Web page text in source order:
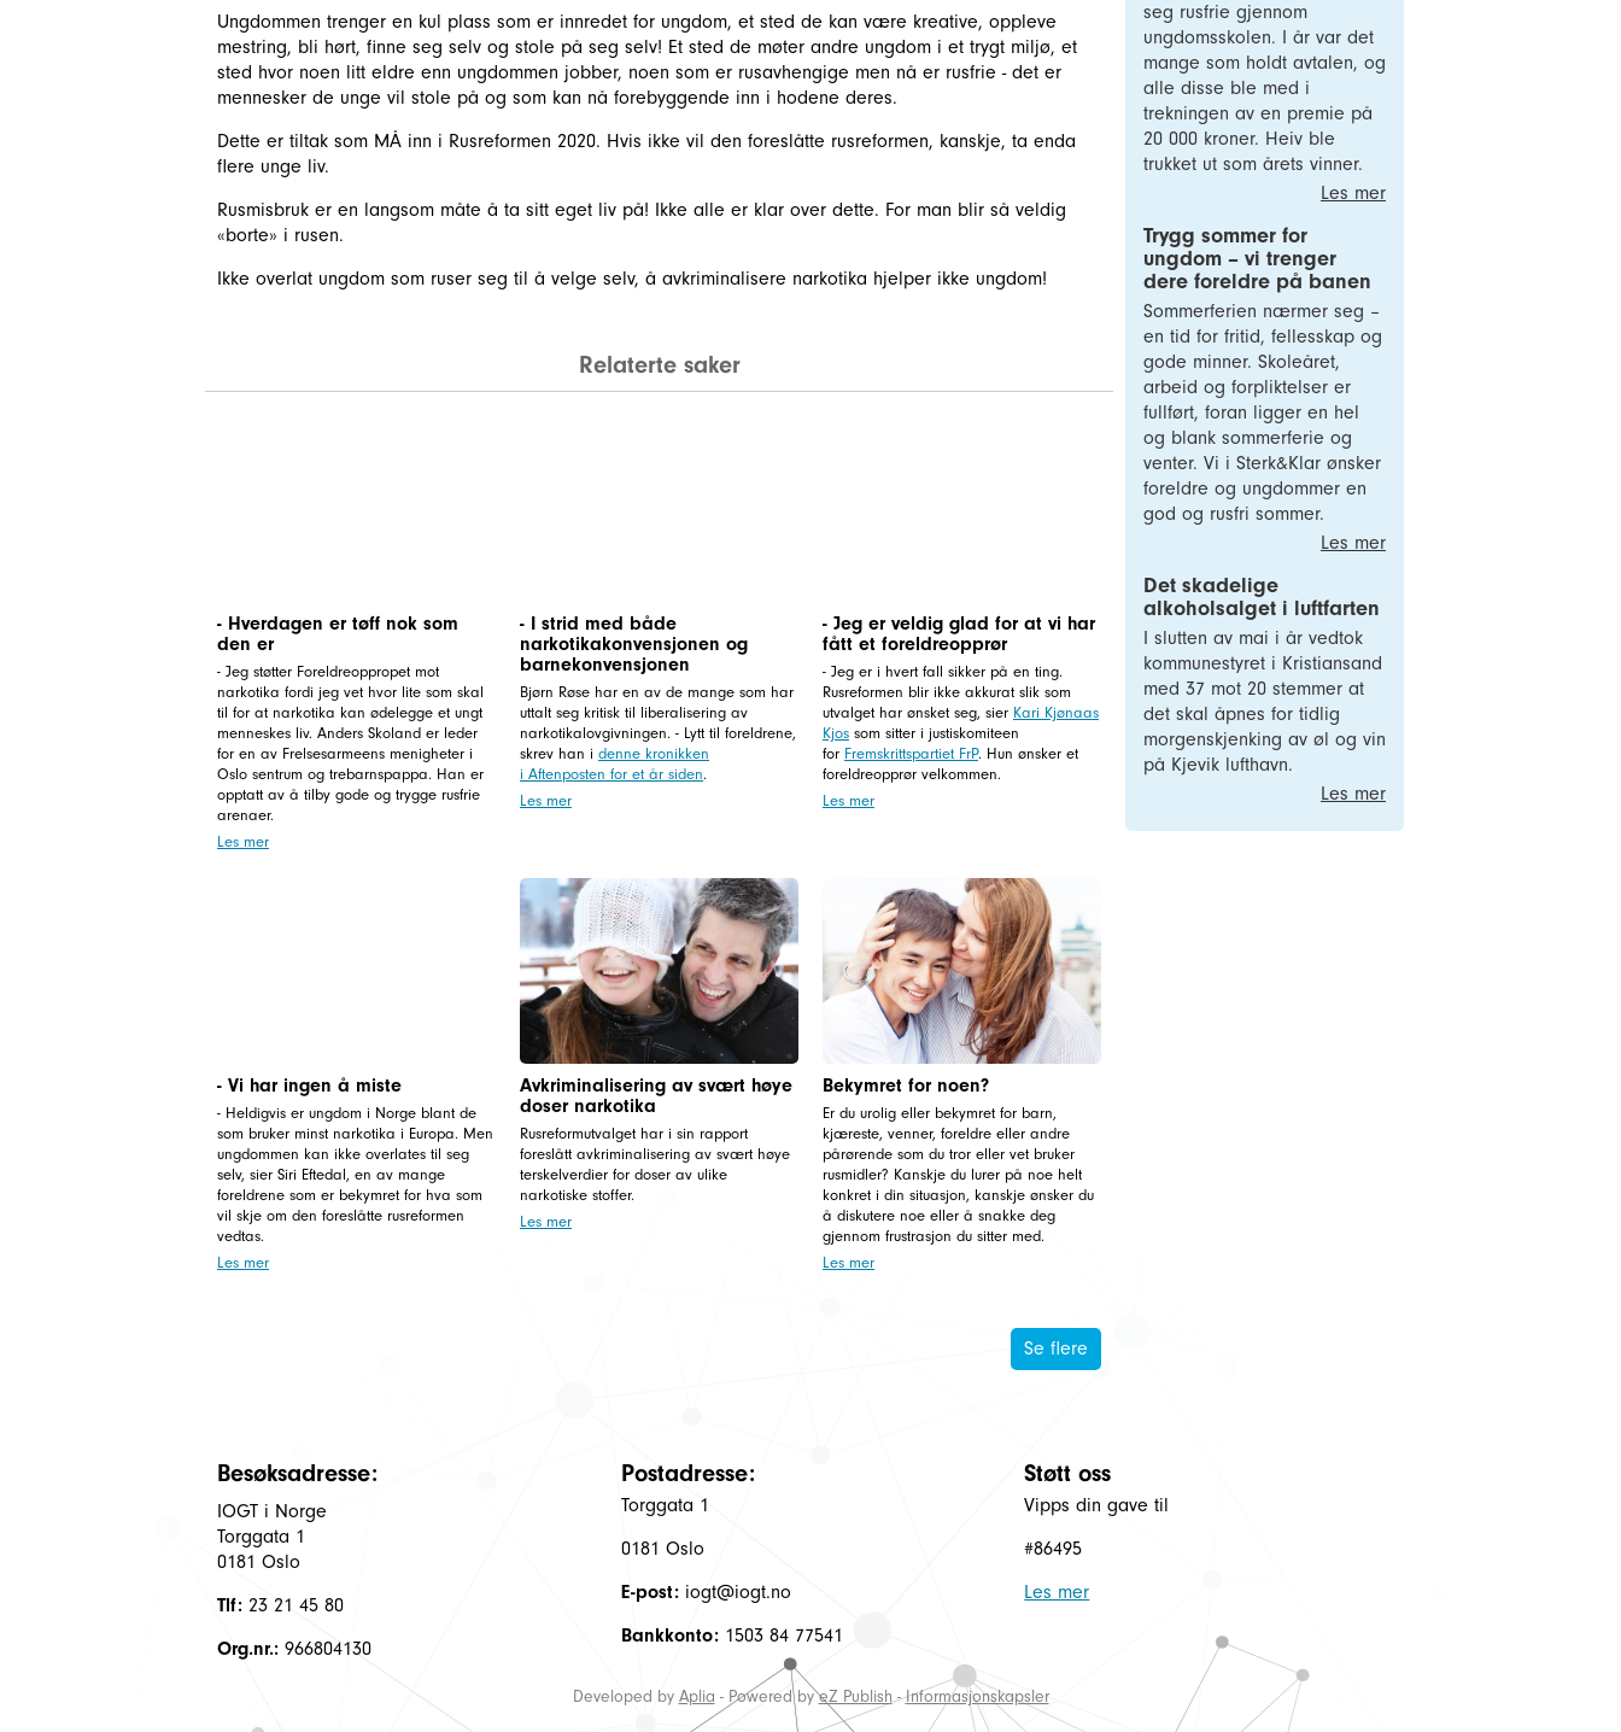
Ungdommen trenger en kul plass som er innredet for ungdom, et sted de kan være kreative, oppleve
mestring, bli hørt, finne seg selv og stole på seg selv! Et sted de møter andre ungdom i et trygt miljø, et
sted hvor noen litt eldre enn ungdommen jobber, noen som er rusavhengige men nå er rusfrie - det er
mennesker de unge vil stole på og som kan nå forebyggende inn i hodene deres.
Dette er tiltak som MÅ inn i Rusreformen 2020. Hvis ikke vil den foreslåtte rusreformen, kanskje, ta enda
flere unge liv.
Rusmisbruk er en langsom måte å ta sitt eget liv på! Ikke alle er klar over dette. For man blir så veldig
«borte» i rusen.
Ikke overlat ungdom som ruser seg til å velge selv, å avkriminalisere narkotika hjelper ikke ungdom!
Relaterte saker
- Hverdagen er tøff nok som
den er
- Jeg støtter Foreldreoppropet mot
narkotika fordi jeg vet hvor lite som skal
til for at narkotika kan ødelegge et ungt
menneskes liv. Anders Skoland er leder
for en av Frelsesarmeens menigheter i
Oslo sentrum og trebarnspappa. Han er
opptatt av å tilby gode og trygge rusfrie
arenaer.
Les mer
- I strid med både
narkotikakonvensjonen og
barnekonvensjonen
Bjørn Røse har en av de mange som har
uttalt seg kritisk til liberalisering av
narkotikalovgivningen. - Lytt til foreldrene,
skrev han i denne kronikken
i Aftenposten for et år siden.
Les mer
- Jeg er veldig glad for at vi har
fått et foreldreopprør
- Jeg er i hvert fall sikker på en ting.
Rusreformen blir ikke akkurat slik som
utvalget har ønsket seg, sier Kari Kjønaas
Kjossom sitter i justiskomiteen
for Fremskrittspartiet FrP. Hun ønsker et
foreldreopprør velkommen.
Les mer
- Vi har ingen å miste
- Heldigvis er ungdom i Norge blant de
som bruker minst narkotika i Europa. Men
ungdommen kan ikke overlates til seg
selv, sier Siri Eftedal, en av mange
foreldrene som er bekymret for hva som
vil skje om den foreslåtte rusreformen
vedtas.
Les mer
Avkriminalisering av svært høye
doser narkotika
Rusreformutvalget har i sin rapport
foreslått avkriminalisering av svært høye
terskelverdier for doser av ulike
narkotiske stoffer.
Les mer
Bekymret for noen?
Er du urolig eller bekymret for barn,
kjæreste, venner, foreldre eller andre
pårørende som du tror eller vet bruker
rusmidler? Kanskje du lurer på noe helt
konkret i din situasjon, kanskje ønsker du
å diskutere noe eller å snakke deg
gjennom frustrasjon du sitter med.
Les mer
Se flere
seg rusfrie gjennom
ungdomsskolen. I år var det
mange som holdt avtalen, og
alle disse ble med i
trekningen av en premie på
20 000 kroner. Heiv ble
trukket ut som årets vinner.
Les mer
Trygg sommer for
ungdom – vi trenger
dere foreldre på banen
Sommerferien nærmer seg –
en tid for fritid, fellesskap og
gode minner. Skoleåret,
arbeid og forpliktelser er
fullført, foran ligger en hel
og blank sommerferie og
venter. Vi i Sterk&Klar ønsker
foreldre og ungdommer en
god og rusfri sommer.
Les mer
Det skadelige
alkoholsalget i luftfarten
I slutten av mai i år vedtok
kommunestyret i Kristiansand
med 37 mot 20 stemmer at
det skal åpnes for tidlig
morgenskjenking av øl og vin
på Kjevik lufthavn.
Les mer
Besøksadresse:
IOGT i Norge
Torggata 1
0181 Oslo
Tlf: 23 21 45 80
Org.nr.: 966804130
Postadresse:
Torggata 1
0181 Oslo
E-post:iogt@iogt.no
Bankkonto:1503 84 77541
Støtt oss
Vipps din gave til
#86495
Les mer
Developed by Aplia - Powered byeZ Publish-Informasjonskapsler